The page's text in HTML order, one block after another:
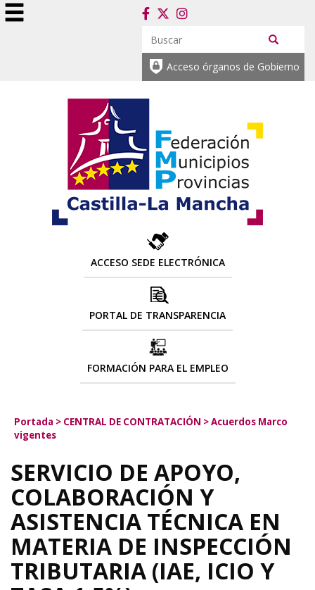
Acceso órganos de Gobierno
ACCESO SEDE ELECTRÓNICA
PORTAL DE TRANSPARENCIA
FORMACIÓN PARA EL EMPLEO
Portada > CENTRAL DE CONTRATACIÓN >Acuerdos Marco
vigentes
SERVICIO DE APOYO,
COLABORACIÓN Y
ASISTENCIA TÉCNICA EN
MATERIA DE INSPECCIÓN
TRIBUTARIA (IAE, ICIO Y